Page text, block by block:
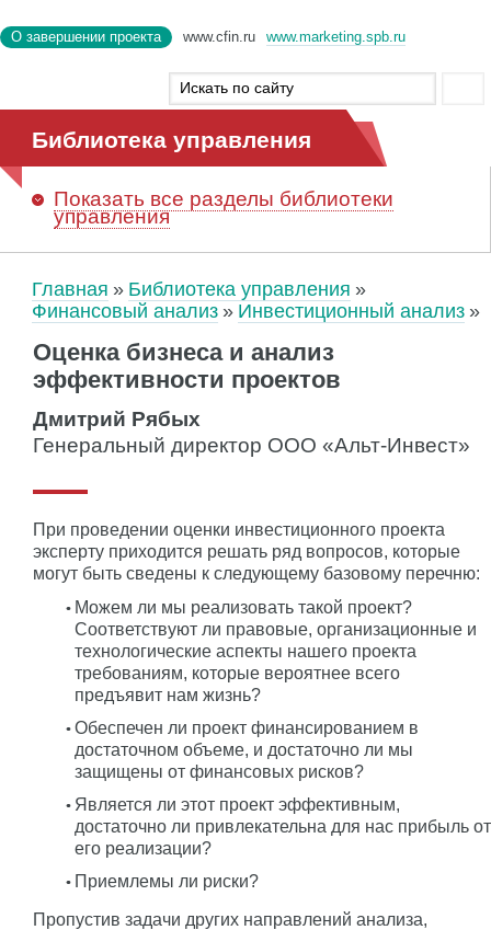
О завершении проекта www.cfin.ru www.marketing.spb.ru
Библиотека управления
Показать все разделы библиотеки
управления
Главная
Библиотека управления
Финансовый анализ
Инвестиционный анализ
Оценка бизнеса и анализ
эффективности проектов
Дмитрий Рябых
Генеральный директор ООО «Альт-Инвест»
При проведении оценки инвестиционного проекта
эксперту приходится решать ряд вопросов, которые
могут быть сведены к следующему базовому перечню:
Можем ли мы реализовать такой проект?
Соответствуют ли правовые, организационные и
технологические аспекты нашего проекта
требованиям, которые вероятнее всего
предъявит нам жизнь?
Обеспечен ли проект финансированием в
достаточном объеме, и достаточно ли мы
защищены от финансовых рисков?
Является ли этот проект эффективным,
достаточно ли привлекательна для нас прибыль от
его реализации?
Приемлемы ли риски?
Пропустив задачи других направлений анализа,